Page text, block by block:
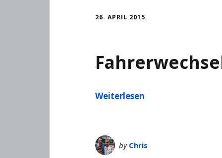
26. APRIL 2015
Weiterlesen
by Chris